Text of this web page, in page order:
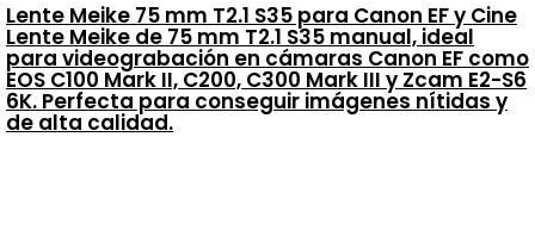
Lente Meike 75 mm T2.1 S35 para Canon EF y Cine
Lente Meike de 75 mm T2.1 S35 manual, ideal
para videograbación en cámaras Canon EF como
EOS C100 Mark II, C200, C300 Mark III y Zcam E2-S6
6K. Perfecta para conseguir imágenes nítidas y
de alta calidad.